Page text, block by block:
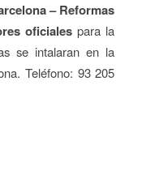
– Reformas
oficialespara la
se intalaran en la
Teléfono: 93 205